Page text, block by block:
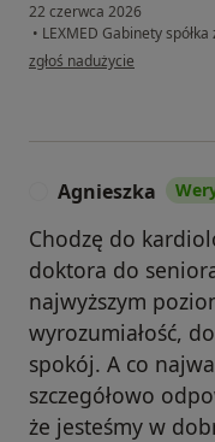
22 czerwca 2026
• LEXMED Gabinety spółka
w opinii użytkownika Marcin
zgłoś nadużycie
Agnieszka
Chodzę do
doktora do
najwyższym
wyrozumiałość,
spokój. A co
szczegółowo
że jesteśmy w